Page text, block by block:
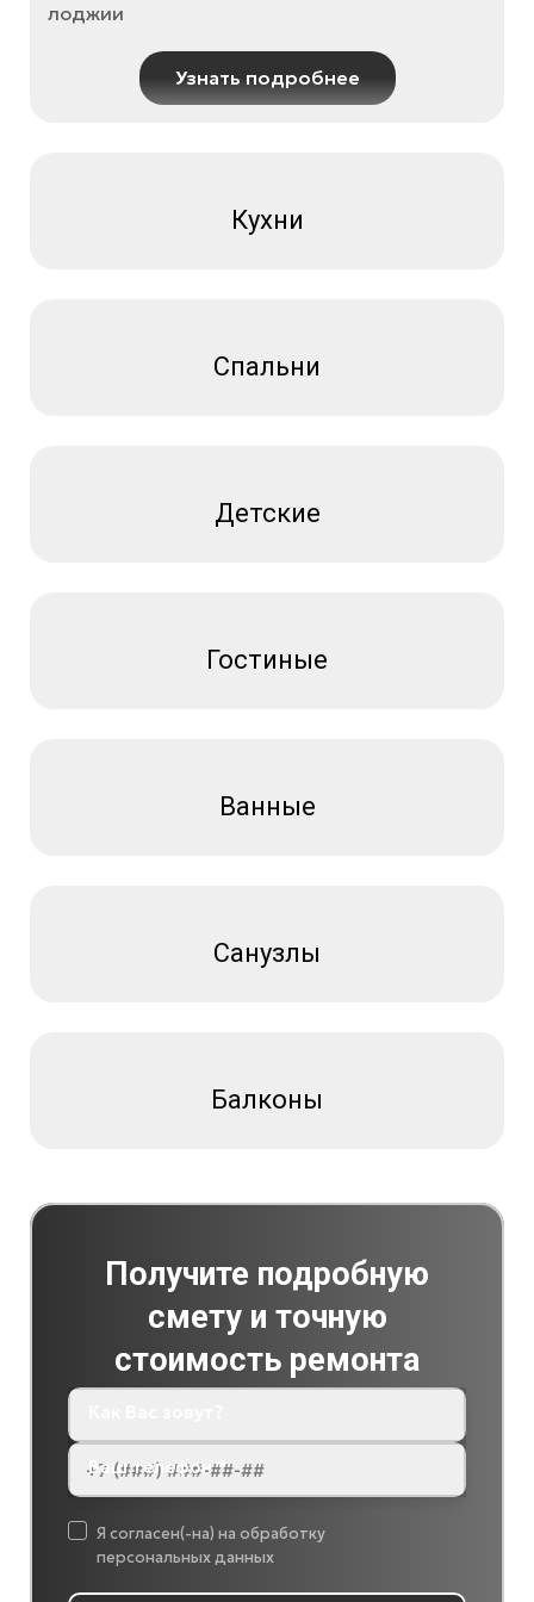
лоджии
Узнать подробнее
Кухни
Спальни
Детские
Гостиные
Ванные
Санузлы
Балконы
Получите подробную
смету и точную
стоимость ремонта
Ваш телефон *
Я согласен(-на) на обработку
персональных данных